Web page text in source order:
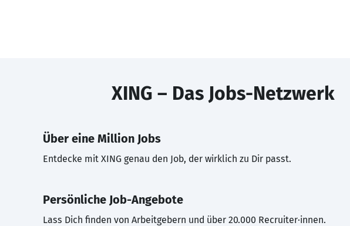
XING – Das Jobs-Netzwerk
Über eine Million Jobs
Entdecke mit XING genau den Job, der wirklich zu Dir passt.
Persönliche Job-Angebote
Lass Dich finden von Arbeitgebern und über 20.000 Recruiter·innen.